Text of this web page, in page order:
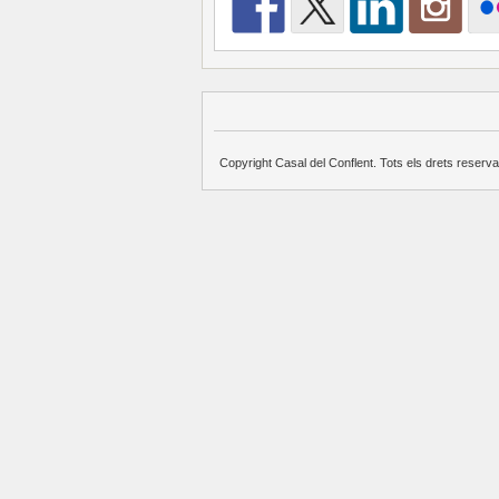
Copyright Casal del Conflent. Tots els drets